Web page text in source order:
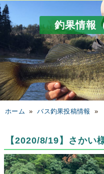
釣果情報
ホーム »バス釣果投稿情報 »
【2020/8/19】さかい